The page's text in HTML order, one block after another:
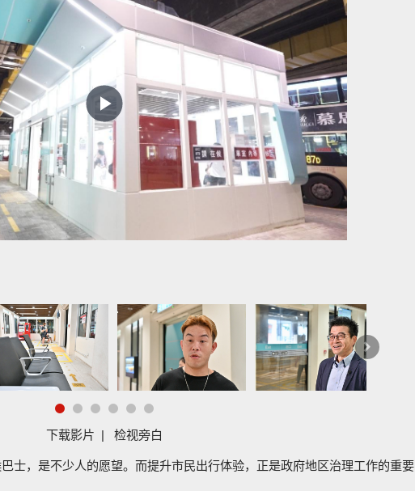
Play
Video
下
一
下载影片 | 检视旁白
士，是不少人的愿望。而提升市民出行体验，正是政府地区治理工作的重要